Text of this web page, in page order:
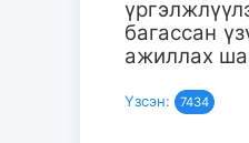
багассан
ажиллах
Үзсэн: 7434